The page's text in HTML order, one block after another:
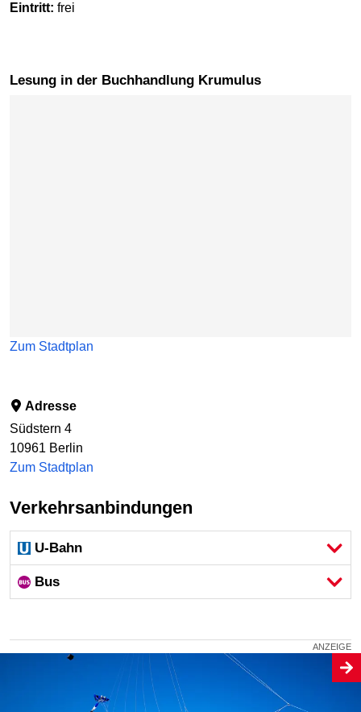
Eintritt: frei
Lesung in der Buchhandlung Krumulus
Zum Stadtplan
Adresse
Südstern 4
10961 Berlin
Zum Stadtplan
Verkehrsanbindungen
U-Bahn
Bus